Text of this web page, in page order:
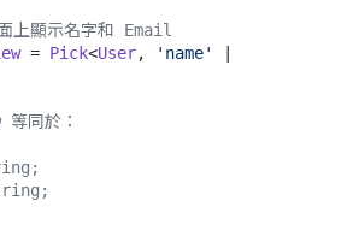
上顯示名字和 Email
= Pick<User, 'name'
同於：